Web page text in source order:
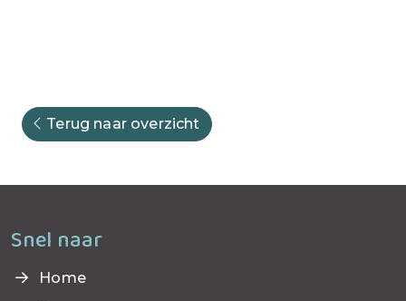
Terug naar overzicht
Snel naar
Home